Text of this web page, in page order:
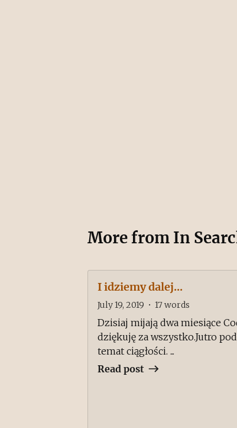
More from In
I idziemy dalej...
July 19, 2019 • 17words
Dzisiaj mijają dwa miesiące
dziękuję za wszystko.Jutro
temat ciągłości. ...
Read post